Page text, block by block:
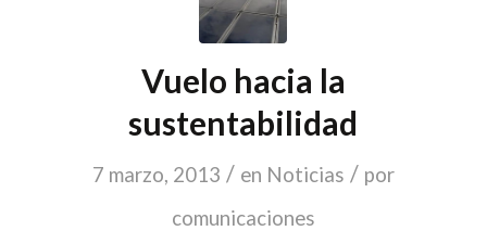
Vuelo hacia la
sustentabilidad
7 marzo, 2013 / en Noticias / por
comunicaciones